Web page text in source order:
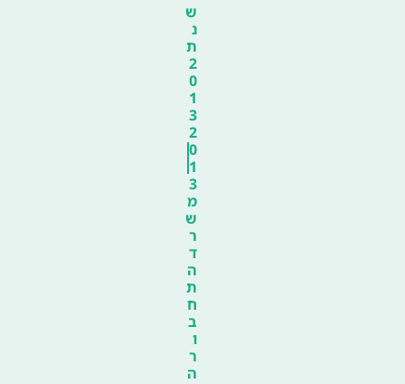
ש
נ
ת
2
0
1
3
2
0
1
3
מ
ש
ר
ד
ה
ת
ח
ב
ו
ר
ה